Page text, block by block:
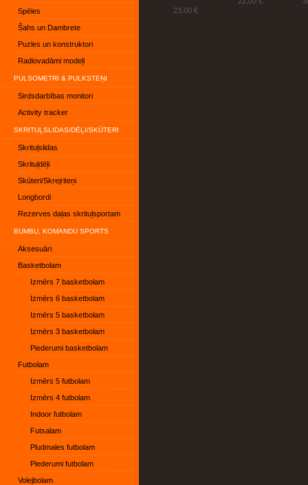
Spēles
Šahs un Dambrete
Puzles un konstruktori
Radiovadāmi modeļi
PULSOMETRI & PULKSTEŅI
Sirdsdarbības monitori
Activity tracker
SKRITUĻSLIDAS/DĒĻI/SKŪTERI
Skrituļslidas
Skrituļdēļi
Skūteri/Skrejriteņi
Longbordi
Rezerves daļas skrituļsportam
BUMBU, KOMANDU SPORTS
Aksesuāri
Basketbolam
Izmērs 7 basketbolam
Izmērs 6 basketbolam
Izmērs 5 basketbolam
Izmērs 3 basketbolam
Piederumi basketbolam
Futbolam
Izmērs 5 futbolam
Izmērs 4 futbolam
Indoor futbolam
Futsalam
Pludmales futbolam
Piederumi futbolam
Volejbolam
23,00 €